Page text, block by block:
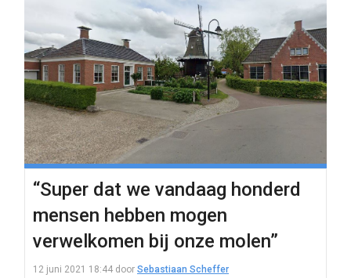
“Super dat we vandaag honderd
mensen hebben mogen
verwelkomen bij onze molen”
12 juni 2021 18:44 door Sebastiaan Scheffer